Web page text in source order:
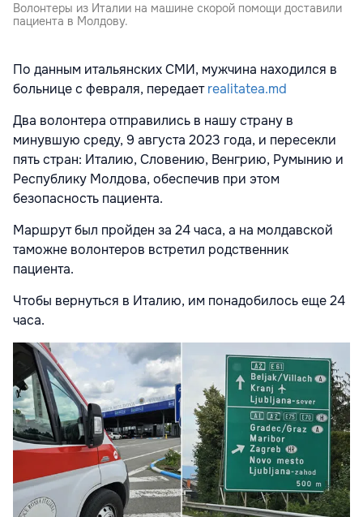
Волонтеры из Италии на машине скорой помощи доставили
пациента в Молдову.
По данным итальянских СМИ, мужчина находился в
больнице с февраля, передаетrealitatea.md
Два волонтера отправились в нашу страну в
минувшую среду, 9 августа 2023 года, и пересекли
пять стран: Италию, Словению, Венгрию, Румынию и
Республику Молдова, обеспечив при этом
безопасность пациента.
Маршрут был пройден за 24 часа, а на молдавской
таможне волонтеров встретил родственник
пациента.
Чтобы вернуться в Италию, им понадобилось еще 24
часа.